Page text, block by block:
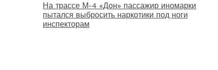
На трассе М-4 «Дон» пассажир иномарки
пытался выбросить наркотики под ноги
инспекторам